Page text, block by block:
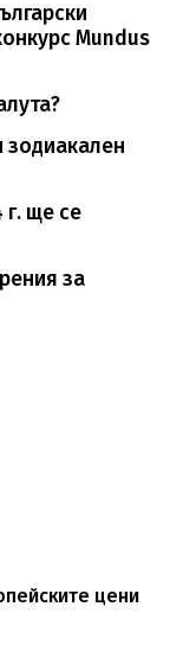
Mundus
зодиакален
г. ще се
за
цени